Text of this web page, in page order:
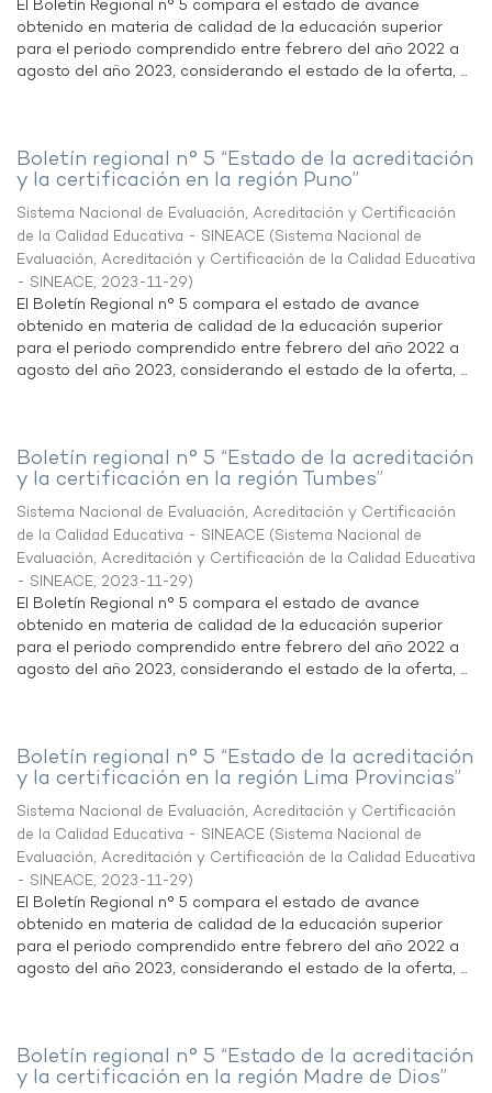
El Boletín Regional n° 5 compara el estado de avance
obtenido en materia de calidad de la educación superior
para el periodo comprendido entre febrero del año 2022 a
agosto del año 2023, considerando el estado de la oferta, ...
Boletín regional n° 5 “Estado de la acreditación
y la certificación en la región Puno”
Sistema Nacional de Evaluación, Acreditación y Certificación
de la Calidad Educativa - SINEACE (Sistema Nacional de
Evaluación, Acreditación y Certificación de la Calidad Educativa
- SINEACE, 2023-11-29)
El Boletín Regional n° 5 compara el estado de avance
obtenido en materia de calidad de la educación superior
para el periodo comprendido entre febrero del año 2022 a
agosto del año 2023, considerando el estado de la oferta, ...
Boletín regional n° 5 “Estado de la acreditación
y la certificación en la región Tumbes”
Sistema Nacional de Evaluación, Acreditación y Certificación
de la Calidad Educativa - SINEACE (Sistema Nacional de
Evaluación, Acreditación y Certificación de la Calidad Educativa
- SINEACE, 2023-11-29)
El Boletín Regional n° 5 compara el estado de avance
obtenido en materia de calidad de la educación superior
para el periodo comprendido entre febrero del año 2022 a
agosto del año 2023, considerando el estado de la oferta, ...
Boletín regional n° 5 “Estado de la acreditación
y la certificación en la región Lima Provincias”
Sistema Nacional de Evaluación, Acreditación y Certificación
de la Calidad Educativa - SINEACE (Sistema Nacional de
Evaluación, Acreditación y Certificación de la Calidad Educativa
- SINEACE, 2023-11-29)
El Boletín Regional n° 5 compara el estado de avance
obtenido en materia de calidad de la educación superior
para el periodo comprendido entre febrero del año 2022 a
agosto del año 2023, considerando el estado de la oferta, ...
Boletín regional n° 5 “Estado de la acreditación
y la certificación en la región Madre de Dios”